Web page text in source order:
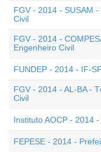
FGV - 2014 - SUSAM
Civil
FGV - 2014 -
Engenheiro Civil
FUNDEP - 2014 - IF-
FGV - 2014 - AL-BA -
Civil
Instituto AOCP - 2014
FEPESE - 2014 -